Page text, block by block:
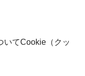
いてCookie（クッ